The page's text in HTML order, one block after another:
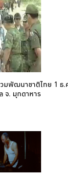
มพัฒนาชาติไทย 1 ธ.
จ. มุกดาหาร